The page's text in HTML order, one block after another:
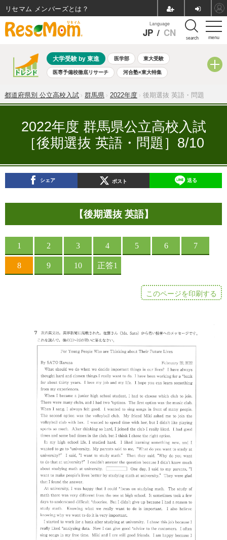
menu
Language
JP / CN search
大学受験 by 東進 医学部 東大受験
医専予備校徹底リサーチ 河合塾×東大特集
共通テスト 夏休み 8月開催学校説明会・相談会
自由研究教材（小学生向け） 自由研究教材（中学生向け）
ランキング
都道府県別 公立高校入試 群馬県 2022年度 後期選抜 英語・問題
2022年度 群馬県公立高校入試
［後期選抜 英語・問題］8/10
シェア ポスト 送る
【後期選抜 英語】
このページを印刷する
リセマム メンバーズ